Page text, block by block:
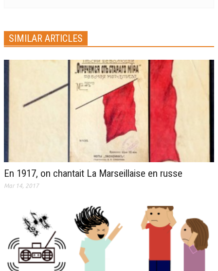
SIMILAR ARTICLES
En 1917, on chantait La Marseillaise en russe
Mar 14, 2017